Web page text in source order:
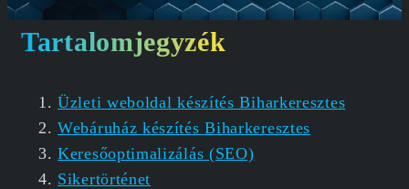
Tartalomjegyzék
Üzleti weboldal készítés Biharkeresztes
Webáruház készítés Biharkeresztes
Keresőoptimalizálás (SEO)
Sikertörténet